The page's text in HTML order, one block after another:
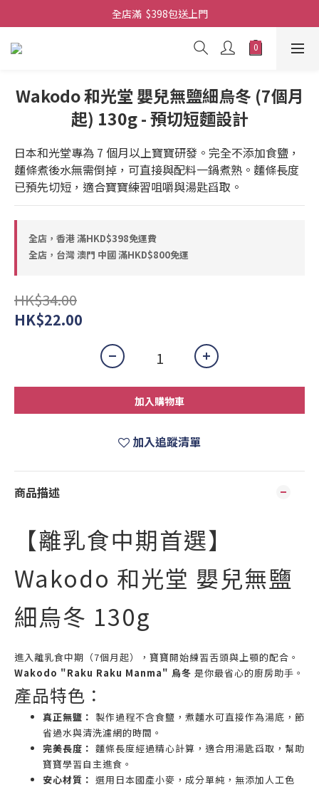
全店滿  $398包送上門
全店滿  $398包送上門
免費-簡單設計 禮卡 - 資料請在訂單上備注
Wakodo 和光堂 嬰兒無鹽細烏冬 (7個月
起) 130g - 預切短麵設計
日本和光堂專為 7 個月以上寶寶研發。完全不添加食鹽，
麵條煮後水無需倒掉，可直接與配料一鍋煮熟。麵條長度
已預先切短，適合寶寶練習咀嚼與湯匙舀取。
全店，香港 滿HKD$398免運費
全店，台灣 澳門 中國 滿HKD$800免運
HK$34.00
HK$22.00
加入購物車
加入追蹤清單
商品描述
【離乳食中期首選】
Wakodo 和光堂 嬰兒無鹽
細烏冬 130g
進入離乳食中期（7個月起），寶寶開始練習舌頭與上顎的配合。
Wakodo "Raku Raku Manma" 烏冬 是你最省心的廚房助手。
產品特色：
真正無鹽： 製作過程不含食鹽，煮麵水可直接作為湯底，節
省過水與清洗濾網的時間。
完美長度： 麵條長度經過精心計算，適合用湯匙舀取，幫助
寶寶學習自主進食。
安心材質： 選用日本國產小麥，成分單純，無添加人工色